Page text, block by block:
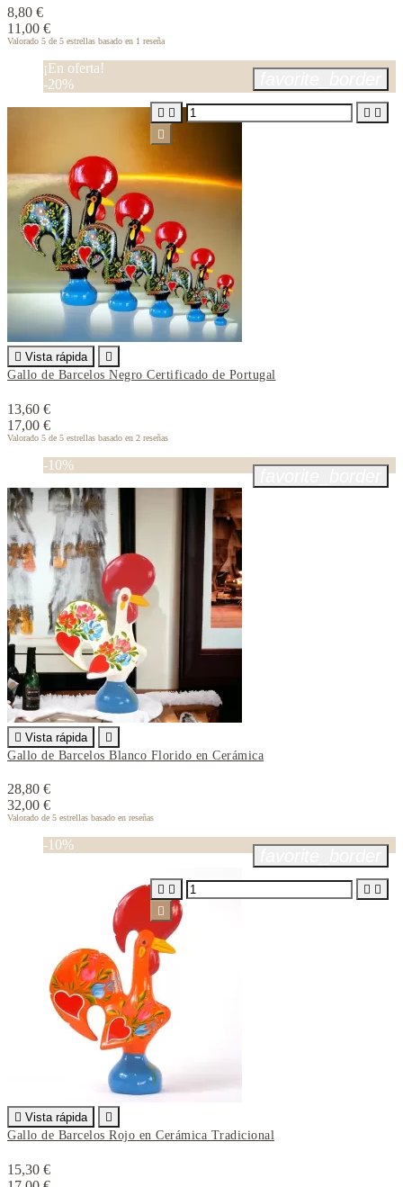
8,80 €
11,00 €
Valorado 5 de 5 estrellas basado en 1 reseña
¡En oferta!
-20%
 Vista rápida

Gallo de Barcelos Negro Certificado de Portugal
13,60 €
17,00 €
Valorado 5 de 5 estrellas basado en 2 reseñas
   

-10%
 Vista rápida

Gallo de Barcelos Blanco Florido en Cerámica
28,80 €
32,00 €
Valorado de 5 estrellas basado en reseñas
-10%
 Vista rápida

Gallo de Barcelos Rojo en Cerámica Tradicional
15,30 €
   
